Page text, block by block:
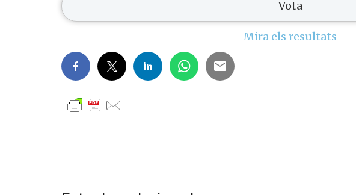
Mira els resultats